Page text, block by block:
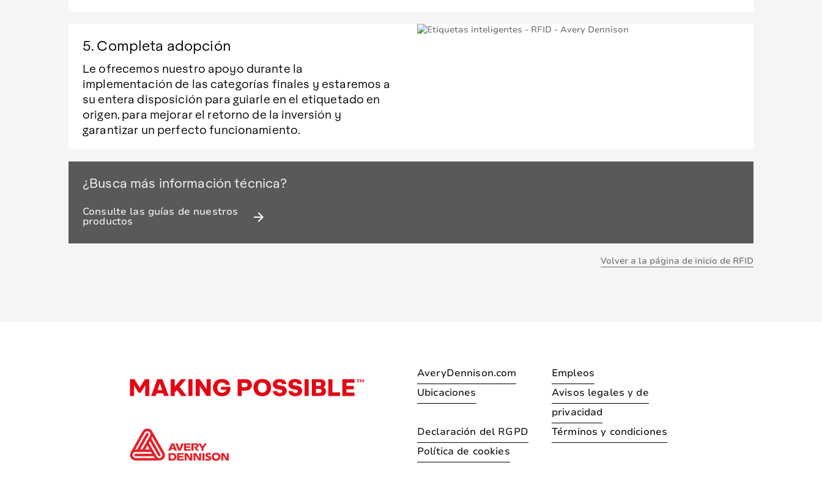
5. Completa adopción
Le ofrecemos nuestro apoyo durante la
implementación de las categorías finales y estaremos a
su entera disposición para guiarle en el etiquetado en
origen, para mejorar el retorno de la inversión y
garantizar un perfecto funcionamiento.
¿Busca más información técnica?
Consulte las guías de nuestros
productos arrow_forward
Volver a la página de inicio de RFID
AveryDennison.com
Empleos
Ubicaciones
Avisos legales y de
privacidad
Declaración del RGPD
Términos y condiciones
Política de cookies